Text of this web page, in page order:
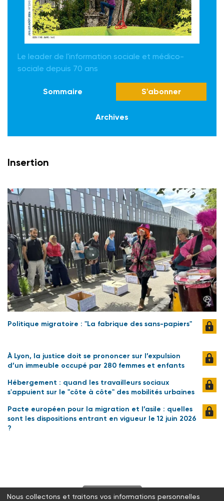
Le leader de l'information sociale et médico-
sociale depuis 70 ans
Sommaire S'abonner
Archives
Insertion
Politique migratoire : "La fabrique des sans-papiers"
À Lyon, la justice doit se prononcer sur l’expulsion
d’un immeuble occupé par 280 femmes et enfants
Hébergement : quand les travailleurs sociaux
s'appuient sur le "côte à côte" des mobilités urbaines
Pacte européen pour la migration et l’asile : quelles
sont les dispositions entrant en vigueur le 12 juin 2026
?
S'abonner
Nous collectons et traitons vos informations personnelles